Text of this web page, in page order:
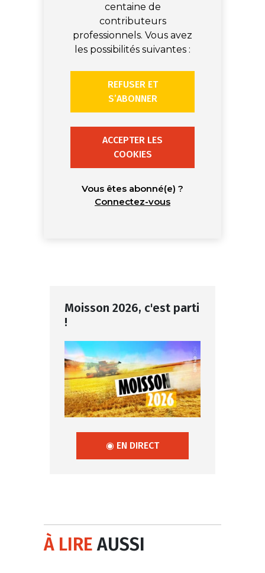
centaine de
contributeurs
professionnels. Vous avez
les possibilités suivantes :
REFUSER ET
S’ABONNER
ACCEPTER LES
COOKIES
Vous êtes abonné(e) ?
Connectez-vous
Moisson 2026, c'est parti
!
◉ EN DIRECT
À LIREAUSSI